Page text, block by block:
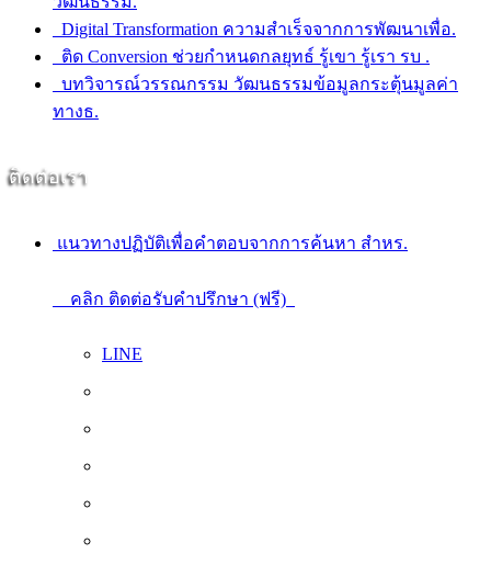
Digital Transformation ความสำเร็จจากการพัฒนาเพื่อ.
ติด Conversion ช่วยกำหนดกลยุทธ์ รู้เขา รู้เรา รบ .
บทวิจารณ์วรรณกรรม วัฒนธรรมข้อมูลกระตุ้นมูลค่า
ทางธ.
ติดต่อเรา
แนวทางปฏิบัติเพื่อคำตอบจากการค้นหา สําหร.
คลิก ติดต่อรับคำปรึกษา (ฟรี)
LINE